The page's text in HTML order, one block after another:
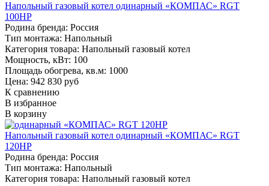
Напольный газовый котел одинарный «КОМПАС» RGT
100HP
Родина бренда: Россия
Тип монтажа: Напольный
Категория товара: Напольный газовый котел
Мощность, кВт: 100
Площадь обогрева, кв.м: 1000
Цена: 942 830 руб
К сравнению
В избранное
В корзину
Напольный газовый котел одинарный «КОМПАС» RGT
120HP
Родина бренда: Россия
Тип монтажа: Напольный
Категория товара: Напольный газовый котел